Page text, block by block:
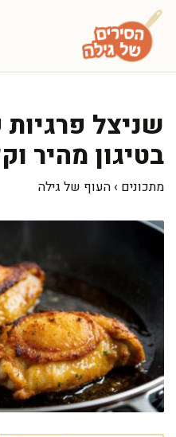
לדלג
לתוכן
שניצל
בטיגון מהיר
מתכונים › העוף של גילה